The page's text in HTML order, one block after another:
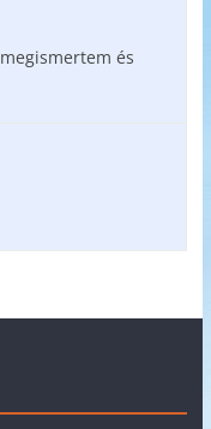
megismertem és